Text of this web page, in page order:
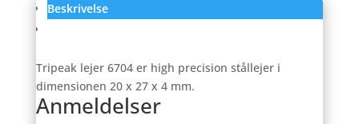
Beskrivelse
Tripeak lejer 6704 er high precision stållejer i
dimensionen 20 x 27 x 4 mm.
Anmeldelser